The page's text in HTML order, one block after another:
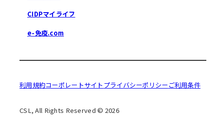
CIDPマイライフ
e-免疫.com
利用規約コーポレートサイト プライバシーポリシー ご利用条件
CSL, All Rights Reserved © 2026